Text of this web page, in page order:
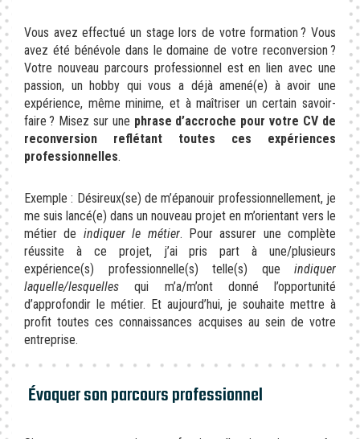
Vous avez effectué un stage lors de votre formation ? Vous
avez été bénévole dans le domaine de votre reconversion ?
Votre nouveau parcours professionnel est en lien avec une
passion, un hobby qui vous a déjà amené(e) à avoir une
expérience, même minime, et à maîtriser un certain savoir-
faire ? Misez sur une phrase d’accroche pour votre CV de
reconversion reflétant toutes ces expériences
professionnelles.
Exemple : Désireux(se) de m’épanouir professionnellement, je
me suis lancé(e) dans un nouveau projet en m’orientant vers le
métier de indiquer le métier. Pour assurer une complète
réussite à ce projet, j’ai pris part à une/plusieurs
expérience(s) professionnelle(s) telle(s) que indiquer
laquelle/lesquelles qui m’a/m’ont donné l’opportunité
d’approfondir le métier. Et aujourd’hui, je souhaite mettre à
profit toutes ces connaissances acquises au sein de votre
entreprise.
Évoquer son parcours professionnel